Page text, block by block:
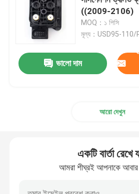
এয়ার সাসপেনশন কম্প্রেসার
এয়ার সাসপেনশন শক শোষক
BMW এয়ার সাসপেনশন যন্ত্রাংশ
((2009-2106)
MOQ：১ পিসি
মূল্য：USD95-110/
ভালো দাম
আরো দেখুন
একটি বার্তা রেখে
আমরা শীঘ্রই আপনাকে